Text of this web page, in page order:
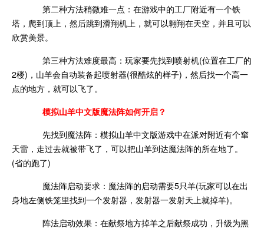
第二种方法稍微难一点：在游戏中的工厂附近有一个铁
塔，爬到顶上，然后跳到滑翔机上，就可以翱翔在天空，并且可以
欣赏美景。
第三种方法难度最高：玩家要先找到喷射机(位置在工厂的
2楼)，山羊会自动装备起喷射器(很酷炫的样子)，然后找一个高一
点的地方，就可以飞了。
模拟山羊中文版魔法阵如何开启？
先找到魔法阵：模拟山羊中文版游戏中在派对附近有个窜
天雷，走过去就被带飞了，可以把山羊到达魔法阵的所在地了。
(省的跑了)
魔法阵启动要求：魔法阵的启动需要5只羊(玩家可以在出
身地左侧铁笼里找到一个发射器，发射器一发射天上就掉羊)。
阵法启动效果：在献祭地方掉羊之后献祭成功，升级为黑